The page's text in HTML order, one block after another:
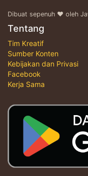
Dibuat sepenuh ♥ oleh
Tentang
Tim Kreatif
Sumber Konten
Kebijakan dan Privasi
Facebook
Kerja Sama